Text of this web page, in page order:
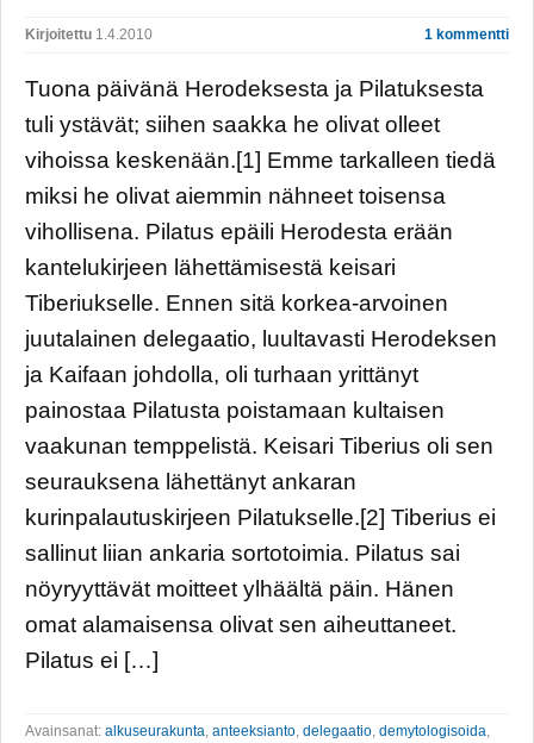
Kirjoitettu 1.4.2010 1 kommentti
Tuona päivänä Herodeksesta ja Pilatuksesta
tuli ystävät; siihen saakka he olivat olleet
vihoissa keskenään.[1] Emme tarkalleen tiedä
miksi he olivat aiemmin nähneet toisensa
vihollisena. Pilatus epäili Herodesta erään
kantelukirjeen lähettämisestä keisari
Tiberiukselle. Ennen sitä korkea-arvoinen
juutalainen delegaatio, luultavasti Herodeksen
ja Kaifaan johdolla, oli turhaan yrittänyt
painostaa Pilatusta poistamaan kultaisen
vaakunan temppelistä. Keisari Tiberius oli sen
seurauksena lähettänyt ankaran
kurinpalautuskirjeen Pilatukselle.[2] Tiberius ei
sallinut liian ankaria sortotoimia. Pilatus sai
nöyryyttävät moitteet ylhäältä päin. Hänen
omat alamaisensa olivat sen aiheuttaneet.
Pilatus ei […]
Avainsanat: alkuseurakunta anteeksianto delegaatio demytologisoida